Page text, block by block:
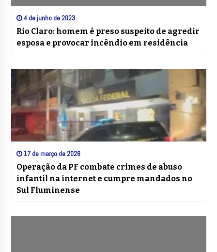
4 de junho de 2023
Rio Claro: homem é preso suspeito de agredir
esposa e provocar incêndio em residência
17 de março de 2026
Operação da PF combate crimes de abuso
infantil na internet e cumpre mandados no
Sul Fluminense